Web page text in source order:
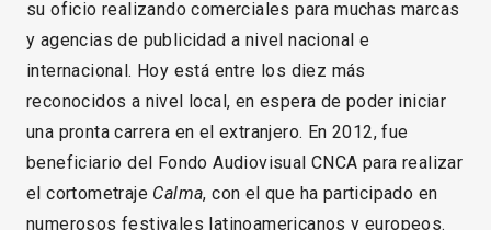
su oficio realizando comerciales para muchas marcas
y agencias de publicidad a nivel nacional e
internacional. Hoy está entre los diez más
reconocidos a nivel local, en espera de poder iniciar
una pronta carrera en el extranjero. En 2012, fue
beneficiario del Fondo Audiovisual CNCA para realizar
el cortometraje Calma, con el que ha participado en
numerosos festivales latinoamericanos y europeos.